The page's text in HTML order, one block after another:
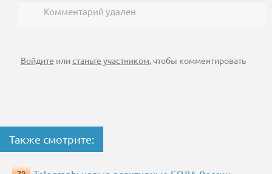
Комментарий удален
Войдите илистаньте участником, чтобы комментировать
Также смотрите: